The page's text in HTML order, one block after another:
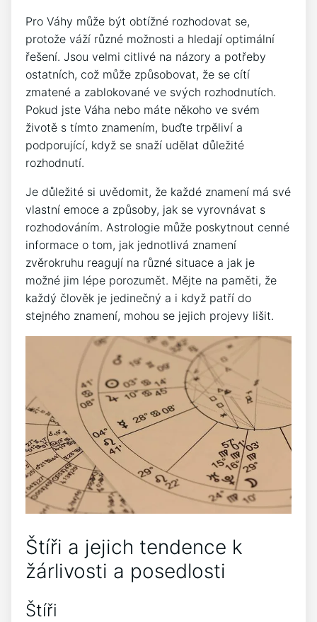
Pro Váhy může být obtížné rozhodovat se,
protože váží různé možnosti a hledají optimální
řešení. Jsou velmi citlivé na názory a potřeby
ostatních, což může způsobovat, že se cítí
zmatené a zablokované ve svých rozhodnutích.
Pokud jste Váha nebo máte někoho ve svém
životě s tímto znamením, buďte trpěliví a
podporující, když se snaží udělat důležité
rozhodnutí.
Je důležité si uvědomit, že každé znamení má své
vlastní emoce a způsoby, jak se vyrovnávat s
rozhodováním. Astrologie může poskytnout cenné
informace o tom, jak jednotlivá znamení
zvěrokruhu reagují na různé situace a jak je
možné jim lépe porozumět. Mějte na paměti, že
každý člověk je jedinečný a i když patří do
stejného znamení, mohou se jejich projevy lišit.
Štíři a jejich tendence k
žárlivosti a posedlosti
Štíři